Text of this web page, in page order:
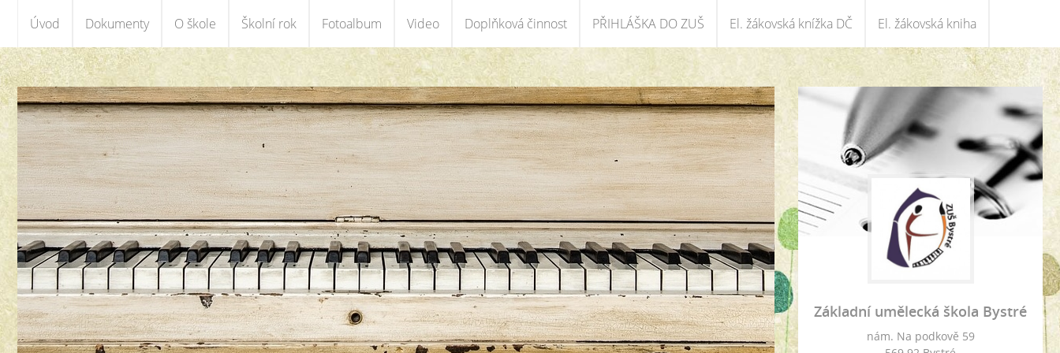
Úvod Dokumenty O škole Školní rok Fotoalbum Video Doplňková činnost PŘIHLÁŠKA DO ZUŠ El. žákovská knížka DČ El. žákovská kniha
Základní umělecká škola Bystré
nám. Na podkově 59